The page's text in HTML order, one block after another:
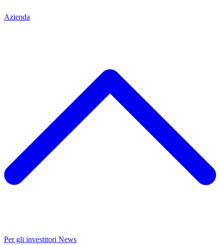
Azienda
Per gli investitori News